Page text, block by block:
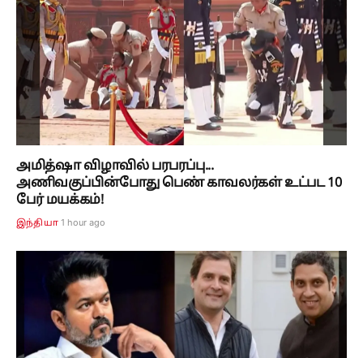
அமித்ஷா விழாவில் பரபரப்பு...
அணிவகுப்பின்போது பெண் காவலர்கள் உட்பட 10
பேர் மயக்கம்!
இந்தியா 1 hour ago